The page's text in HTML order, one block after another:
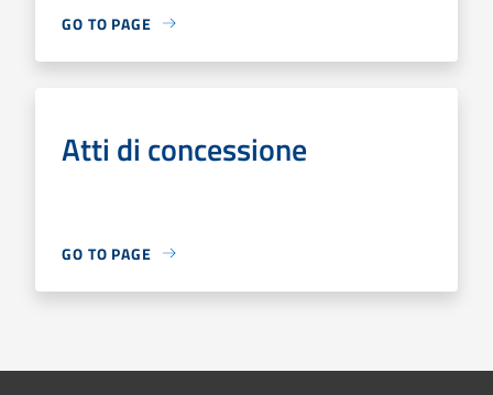
GO TO PAGE
Atti di concessione
GO TO PAGE